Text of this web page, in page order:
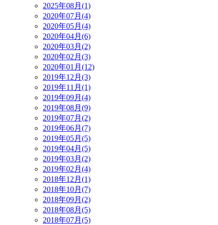
2025年08月(1)
2020年07月(4)
2020年05月(4)
2020年04月(6)
2020年03月(2)
2020年02月(3)
2020年01月(12)
2019年12月(3)
2019年11月(1)
2019年09月(4)
2019年08月(9)
2019年07月(2)
2019年06月(7)
2019年05月(5)
2019年04月(5)
2019年03月(2)
2019年02月(4)
2018年12月(1)
2018年10月(7)
2018年09月(2)
2018年08月(5)
2018年07月(5)